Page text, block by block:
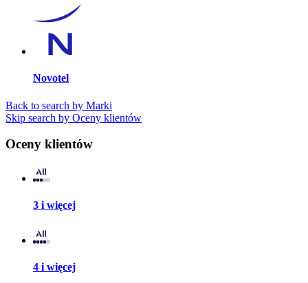
Novotel
Back to search by Marki
Skip search by Oceny klientów
Oceny klientów
3 i więcej
4 i więcej